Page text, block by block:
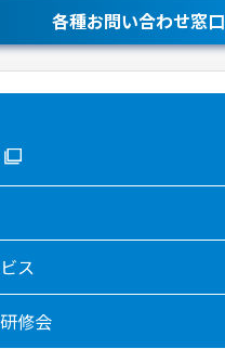
各種お問い合わせ窓口
ス
修会